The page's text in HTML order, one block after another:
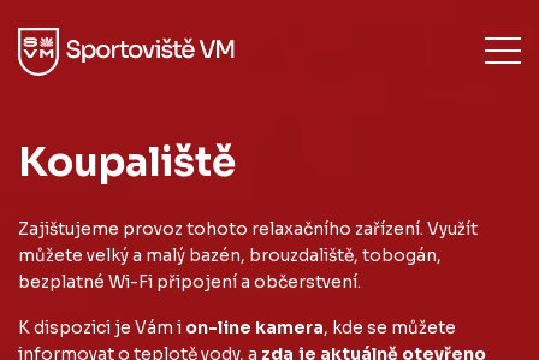
Koupaliště
Zajištujeme provoz tohoto relaxačního zařízení. Využít
můžete velký a malý bazén, brouzdaliště, tobogán,
bezplatné Wi-Fi připojení a občerstvení.
K dispozici je Vám i on-line kamera, kde se můžete
informovat o teplotě vody, a zda je aktuálně otevřeno